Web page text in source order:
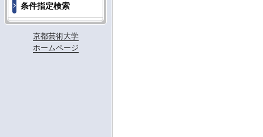
条件指定検索
京都芸術大学
ホームページ